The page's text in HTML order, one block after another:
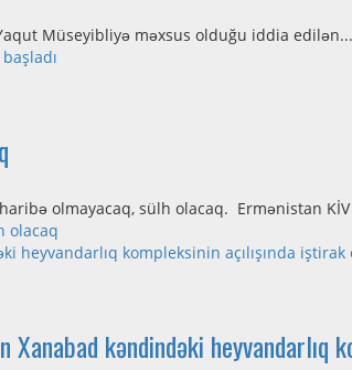
Müseyibliyə məxsus olduğu iddia edilən...
olmayacaq, sülh olacaq. Ermənistan
olacaq
heyvandarlıq kompleksinin açılışında iştirak
kəndindəki heyvandarlıq